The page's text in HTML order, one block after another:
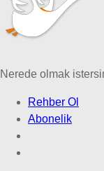
Nerede olmak
Rehber Ol
Abonelik